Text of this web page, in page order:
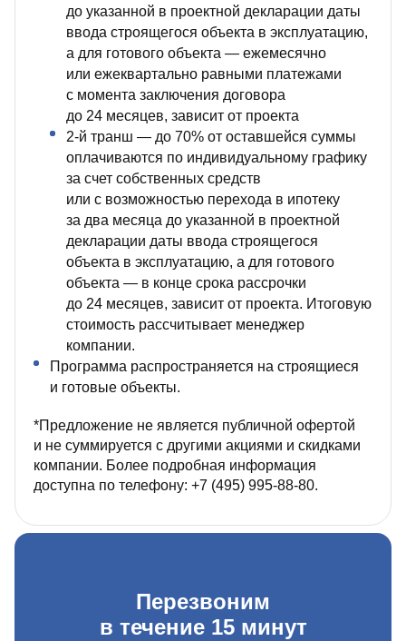
до указанной в проектной декларации даты
ввода строящегося объекта в эксплуатацию,
а для готового объекта — ежемесячно
или ежеквартально равными платежами
с момента заключения договора
до 24 месяцев, зависит от проекта
2‑й транш — до 70% от оставшейся суммы
оплачиваются по индивидуальному графику
за счет собственных средств
или с возможностью перехода в ипотеку
за два месяца до указанной в проектной
декларации даты ввода строящегося
объекта в эксплуатацию, а для готового
объекта — в конце срока рассрочки
до 24 месяцев, зависит от проекта. Итоговую
стоимость рассчитывает менеджер
компании.
Программа распространяется на строящиеся
и готовые объекты.
*Предложение не является публичной офертой
и не суммируется с другими акциями и скидками
компании. Более подробная информация
доступна по телефону: +7 (495) 995‑88‑80.
Перезвоним
в течение 15 минут